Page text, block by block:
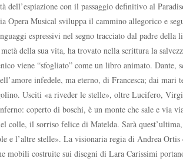
con il passaggio deﬁnitivo al
Musical sviluppa il cammino allegorico e
espressivi nel segno tracciato dal padre della
della sua vita, ha trovato nella scrittura la
viene “sfogliato” come un libro animato. Dante,
infedele, ma eterno, di Francesca; dai mari
Usciti «a riveder le stelle», oltre Lucifero,
coperto di boschi, è un monte che sale e via
colle, il sorriso felice di Matelda. Sarà
e l’altre stelle». La visionaria regia di Andrea
mobili costruite sui disegni di Lara Carissimi